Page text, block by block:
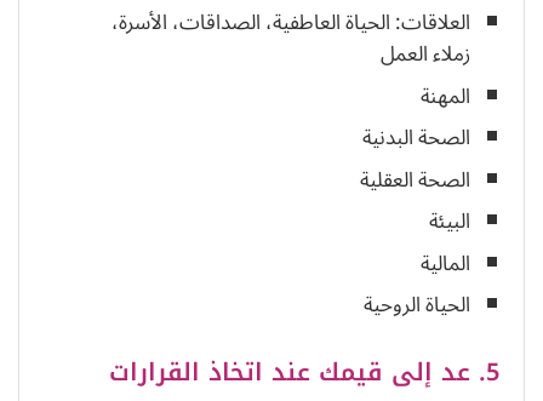
العلاقات: الحياة العاطفية، الصداقات، الأسرة،
زملاء العمل
المهنة
الصحة البدنية
الصحة العقلية
البيئة
المالية
الحياة الروحية
5. عد إلى قيمك عند اتخاذ القرارات